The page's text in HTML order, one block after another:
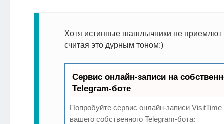
Хотя истинные шашлычники не приемлют
считая это дурным тоном:)
Сервис онлайн-записи на
Telegram-боте
Попробуйте сервис онлайн-записи VisitTime
вашего собственного Telegram-бота: